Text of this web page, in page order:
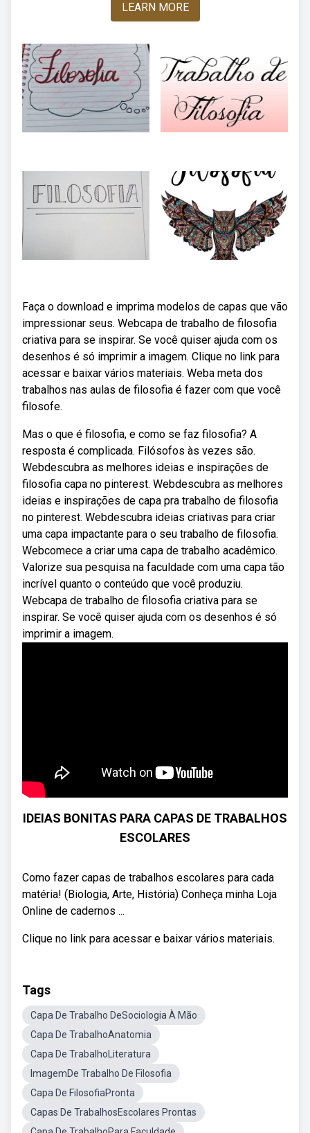
LEARN MORE
Faça o download e imprima modelos de capas que vão
impressionar seus. Webcapa de trabalho de filosofia
criativa para se inspirar. Se você quiser ajuda com os
desenhos é só imprimir a imagem. Clique no link para
acessar e baixar vários materiais. Weba meta dos
trabalhos nas aulas de filosofia é fazer com que você
filosofe.
Mas o que é filosofia, e como se faz filosofia? A
resposta é complicada. Filósofos às vezes são.
Webdescubra as melhores ideias e inspirações de
filosofia capa no pinterest. Webdescubra as melhores
ideias e inspirações de capa pra trabalho de filosofia
no pinterest. Webdescubra ideias criativas para criar
uma capa impactante para o seu trabalho de filosofia.
Webcomece a criar uma capa de trabalho acadêmico.
Valorize sua pesquisa na faculdade com uma capa tão
incrível quanto o conteúdo que você produziu.
Webcapa de trabalho de filosofia criativa para se
inspirar. Se você quiser ajuda com os desenhos é só
imprimir a imagem.
IDEIAS BONITAS PARA CAPAS DE TRABALHOS
ESCOLARES
Como fazer capas de trabalhos escolares para cada
matéria! (Biologia, Arte, História) Conheça minha Loja
Online de cadernos ...
Clique no link para acessar e baixar vários materiais.
Tags
Capa De Trabalho DeSociologia À Mão
Capa De TrabalhoAnatomia
Capa De TrabalhoLiteratura
ImagemDe Trabalho De Filosofia
Capa De FilosofiaPronta
Capas De TrabalhosEscolares Prontas